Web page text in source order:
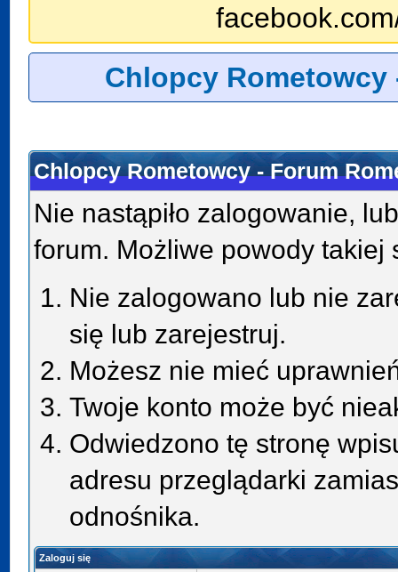
Chlopcy Rometowcy
Chlopcy Rometowcy - Forum
Nie nastąpiło zalogowanie,
forum. Możliwe powody takiej
Nie zalogowano lub nie
się lub zarejestruj.
Możesz nie mieć
Twoje konto może być
Odwiedzono tę stronę
adresu przeglądarki
odnośnika.
Zaloguj się